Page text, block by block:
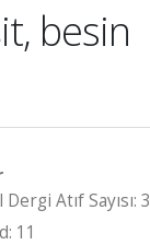
besin
Atıf Sayısı: 3
11